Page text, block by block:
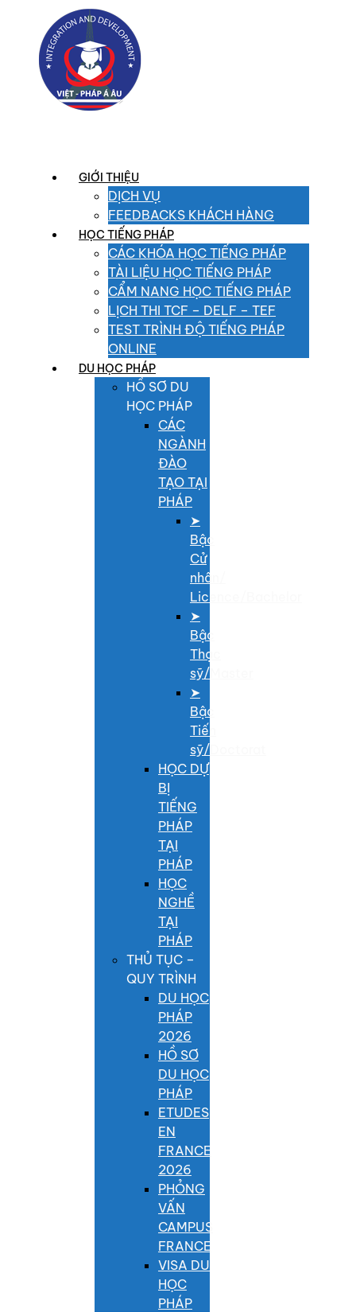
GIỚI THIỆU
DỊCH VỤ
FEEDBACKS KHÁCH HÀNG
HỌC TIẾNG PHÁP
CÁC KHÓA HỌC TIẾNG PHÁP
TÀI LIỆU HỌC TIẾNG PHÁP
CẨM NANG HỌC TIẾNG PHÁP
LỊCH THI TCF – DELF – TEF
TEST TRÌNH ĐỘ TIẾNG PHÁP
ONLINE
DU HỌC PHÁP
HỒ SƠ DU
HỌC PHÁP
CÁC
NGÀNH
ĐÀO
TẠO TẠI
PHÁP
➤
Bậc
Cử
nhân/
Licence/Bachelor
➤
Bậc
Thạc
sỹ/Master
➤
Bậc
Tiến
sỹ/Doctorat
HỌC DỰ
BỊ
TIẾNG
PHÁP
TẠI
PHÁP
HỌC
NGHỀ
TẠI
PHÁP
THỦ TỤC –
QUY TRÌNH
DU HỌC
PHÁP
2026
HỒ SƠ
DU HỌC
PHÁP
ETUDES
EN
FRANCE
2026
PHỎNG
VẤN
CAMPUS
FRANCE
VISA DU
HỌC
PHÁP